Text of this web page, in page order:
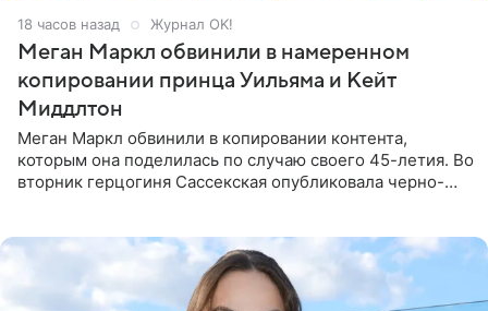
18 часов назад Журнал OK!
Меган Маркл обвинили в намеренном
копировании принца Уильяма и Кейт
Миддлтон
Меган Маркл обвинили в копировании контента,
которым она поделилась по случаю своего 45-летия. Во
вторник герцогиня Сассекская опубликовала черно-